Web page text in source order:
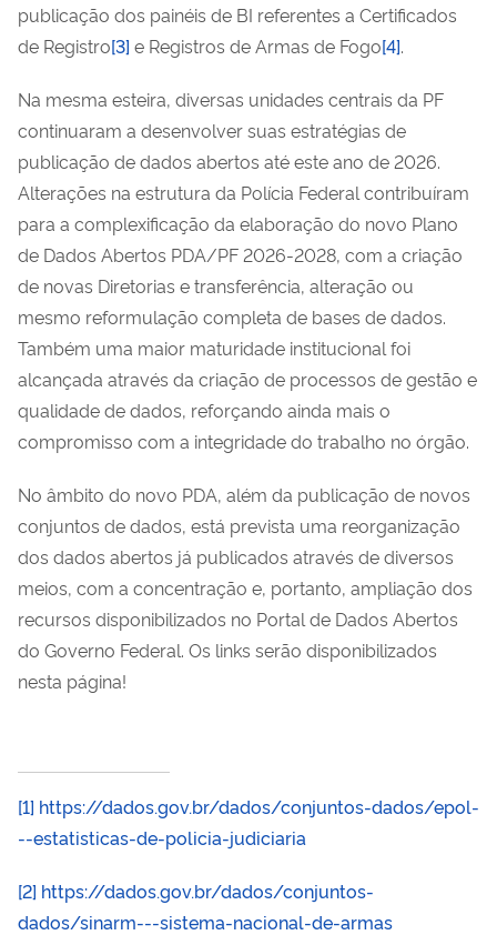
publicação dos painéis de BI referentes a Certificados
de Registro[3] e Registros de Armas de Fogo[4].
Na mesma esteira, diversas unidades centrais da PF
continuaram a desenvolver suas estratégias de
publicação de dados abertos até este ano de 2026.
Alterações na estrutura da Polícia Federal contribuíram
para a complexificação da elaboração do novo Plano
de Dados Abertos PDA/PF 2026-2028, com a criação
de novas Diretorias e transferência, alteração ou
mesmo reformulação completa de bases de dados.
Também uma maior maturidade institucional foi
alcançada através da criação de processos de gestão e
qualidade de dados, reforçando ainda mais o
compromisso com a integridade do trabalho no órgão.
No âmbito do novo PDA, além da publicação de novos
conjuntos de dados, está prevista uma reorganização
dos dados abertos já publicados através de diversos
meios, com a concentração e, portanto, ampliação dos
recursos disponibilizados no Portal de Dados Abertos
do Governo Federal. Os links serão disponibilizados
nesta página!
[1] https://dados.gov.br/dados/conjuntos-dados/epol-
--estatisticas-de-policia-judiciaria
[2] https://dados.gov.br/dados/conjuntos-
dados/sinarm---sistema-nacional-de-armas